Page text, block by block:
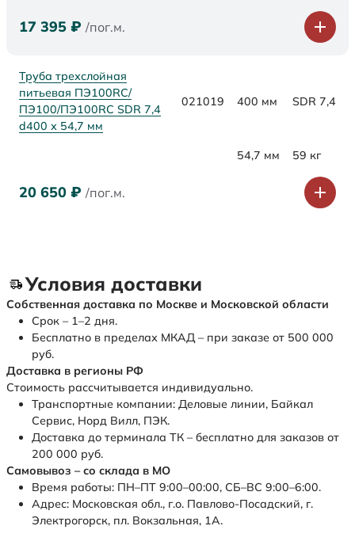
17 395 ₽ /пог.м.
Труба трехслойная
питьевая ПЭ100RC/
ПЭ100/ПЭ100RC SDR 7,4
d400 х 54,7 мм
021019 400 мм SDR 7,4
54,7 мм 59 кг
20 650 ₽ /пог.м.
Условия доставки
Собственная доставка по Москве и Московской области
Срок – 1–2 дня.
Бесплатно в пределах МКАД – при заказе от 500 000
руб.
Доставка в регионы РФ
Стоимость рассчитывается индивидуально.
Транспортные компании: Деловые линии, Байкал
Сервис, Норд Вилл, ПЭК.
Доставка до терминала ТК – бесплатно для заказов от
200 000 руб.
Самовывоз – со склада в МО
Время работы: ПН–ПТ 9:00–00:00, СБ–ВС 9:00–6:00.
Адрес: Московская обл., г.о. Павлово-Посадский, г.
Электрогорск, пл. Вокзальная, 1А.